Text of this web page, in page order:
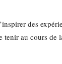
des
tenir au cours de